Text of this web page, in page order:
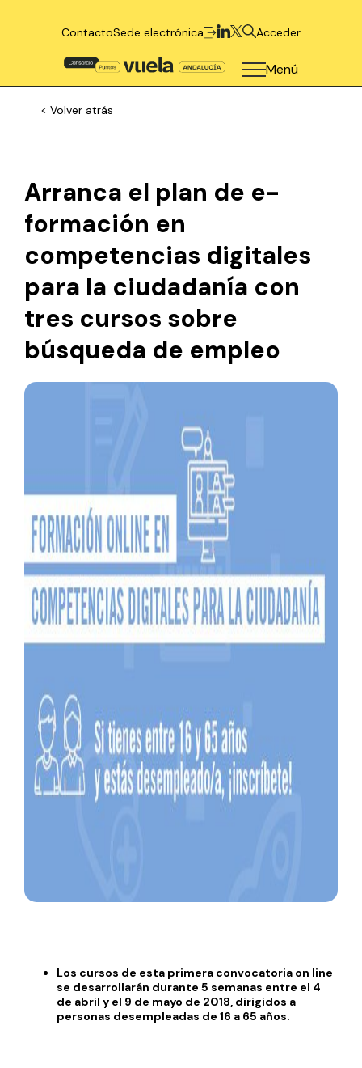
ContactoSede electrónica Acceder
Menú
< Volver atrás
Arranca el plan de e-
formación en
competencias digitales
para la ciudadanía con
tres cursos sobre
búsqueda de empleo
Los cursos de esta primera convocatoria on line
se desarrollarán durante 5 semanas entre el 4
de abril y el 9 de mayo de 2018, dirigidos a
personas desempleadas de 16 a 65 años.